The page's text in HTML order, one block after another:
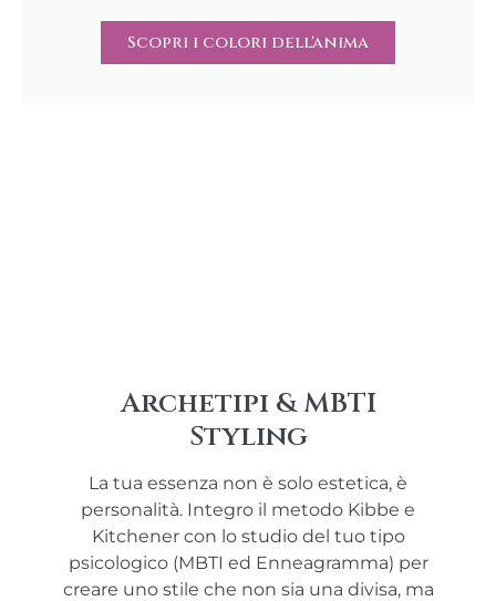
Scopri i colori dell'anima
Archetipi & MBTI
Styling
La tua essenza non è solo estetica, è
personalità. Integro il metodo Kibbe e
Kitchener con lo studio del tuo tipo
psicologico (MBTI ed Enneagramma) per
creare uno stile che non sia una divisa, ma